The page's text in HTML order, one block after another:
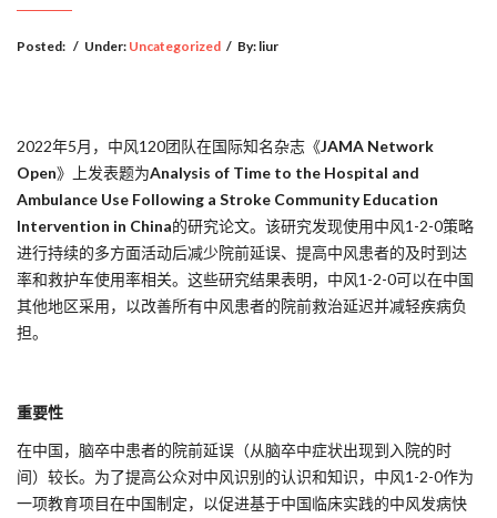
Posted: / Under: Uncategorized / By: liur
2022年5月，中风120团队在国际知名杂志《JAMA Network
Open》上发表题为Analysis of Time to the Hospital and
Ambulance Use Following a Stroke Community Education
Intervention in China的研究论文。该研究发现使用中风1-2-0策略
进行持续的多方面活动后减少院前延误、提高中风患者的及时到达
率和救护车使用率相关。这些研究结果表明，中风1-2-0可以在中国
其他地区采用，以改善所有中风患者的院前救治延迟并减轻疾病负
担。
重要性
在中国，脑卒中患者的院前延误（从脑卒中症状出现到入院的时
间）较长。为了提高公众对中风识别的认识和知识，中风1-2-0作为
一项教育项目在中国制定，以促进基于中国临床实践的中风发病快